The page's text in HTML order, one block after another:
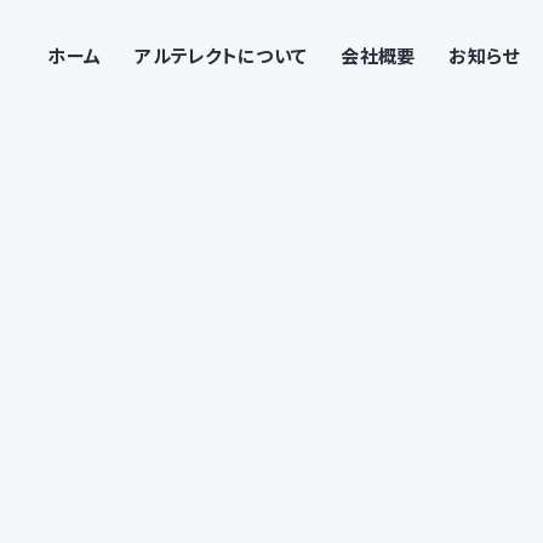
ホーム アルテレクトについて 会社概要 お知らせ